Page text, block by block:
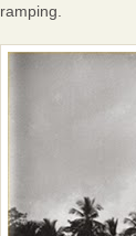
ramping.